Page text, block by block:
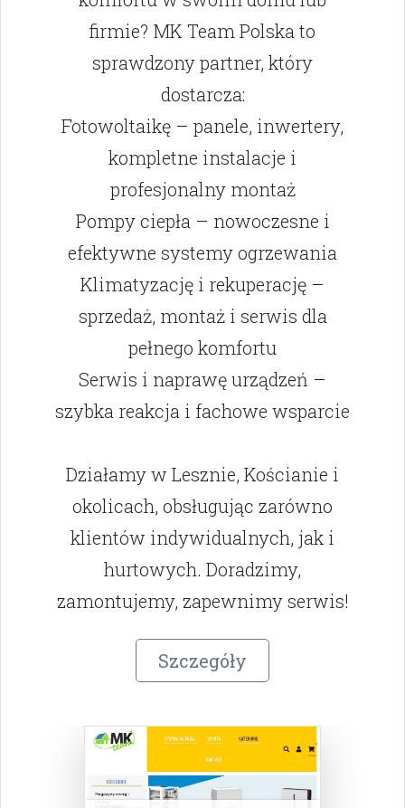
firmie? MK Team Polska to
sprawdzony partner, który
dostarcza:
Fotowoltaikę – panele, inwertery,
kompletne instalacje i
profesjonalny montaż
Pompy ciepła – nowoczesne i
efektywne systemy ogrzewania
Klimatyzację i rekuperację –
sprzedaż, montaż i serwis dla
pełnego komfortu
Serwis i naprawę urządzeń –
szybka reakcja i fachowe wsparcie
Działamy w Lesznie, Kościanie i
okolicach, obsługując zarówno
klientów indywidualnych, jak i
hurtowych. Doradzimy,
zamontujemy, zapewnimy serwis!
Szczegóły